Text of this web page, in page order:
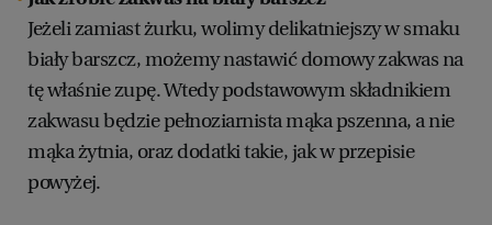
Jeżeli zamiast żurku, wolimy delikatniejszy w smaku
biały barszcz, możemy nastawić domowy zakwas na
tę właśnie zupę. Wtedy podstawowym składnikiem
zakwasu będzie pełnoziarnista mąka pszenna, a nie
mąka żytnia, oraz dodatki takie, jak w przepisie
powyżej.